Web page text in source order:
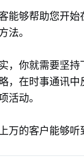
能够帮助您开始
法。
，你就需要坚持
，在时事通讯中
活动。
万的客户能够听